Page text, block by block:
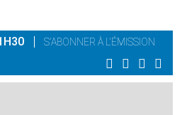
S'ABONNER À L'ÉMISSION